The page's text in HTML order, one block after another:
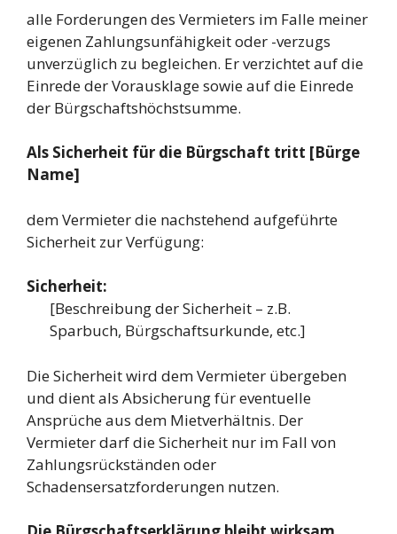
alle Forderungen des Vermieters im Falle meiner
eigenen Zahlungsunfähigkeit oder -verzugs
unverzüglich zu begleichen. Er verzichtet auf die
Einrede der Vorausklage sowie auf die Einrede
der Bürgschaftshöchstsumme.
Als Sicherheit für die Bürgschaft tritt [Bürge
Name]
dem Vermieter die nachstehend aufgeführte
Sicherheit zur Verfügung:
Sicherheit:
[Beschreibung der Sicherheit – z.B.
Sparbuch, Bürgschaftsurkunde, etc.]
Die Sicherheit wird dem Vermieter übergeben
und dient als Absicherung für eventuelle
Ansprüche aus dem Mietverhältnis. Der
Vermieter darf die Sicherheit nur im Fall von
Zahlungsrückständen oder
Schadensersatzforderungen nutzen.